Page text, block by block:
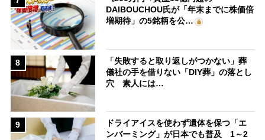
DAIBOUCHOU氏が「年末までに株価倍
増期待」の5銘柄を公…
8
「失敗すると取り返しがつかない」葬
儀社の手を借りない「DIY葬」の落とし
穴 素人には…
9
ドライアイスを使わず遺体を保つ「エ
ンバーミング」が日本でも普及 1～2